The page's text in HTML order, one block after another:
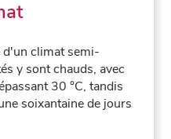
climat semi-
y sont chauds, avec
30 °C, tandis
soixantaine de jours